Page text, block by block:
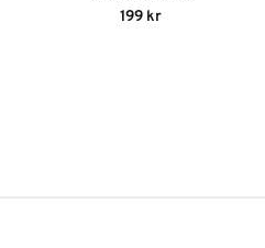
Betygsatt
199 kr